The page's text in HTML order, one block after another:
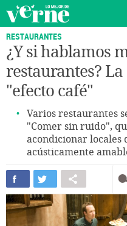
RESTAURANTES
¿Y si hablamos
restaurantes?
"efecto café"
Varios restaurantes
"Comer sin ruido",
acondicionar locales
acústicamente